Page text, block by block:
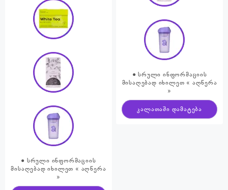
● სრული ინფორმაციის
მისაღებად იხილეთ « აღწერა
»
● სრული ინფორმაციის
მისაღებად იხილეთ « აღწერა
»
კალათაში დამატება